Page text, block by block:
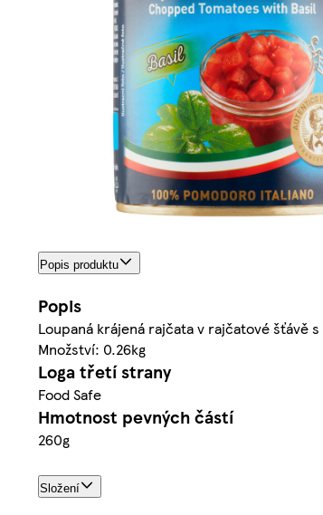
Popis produktu
Popis
Loupaná krájená rajčata v rajčatové šťávě
Množství: 0.26kg
Loga třetí strany
Food Safe
Hmotnost pevných částí
260g
Složení